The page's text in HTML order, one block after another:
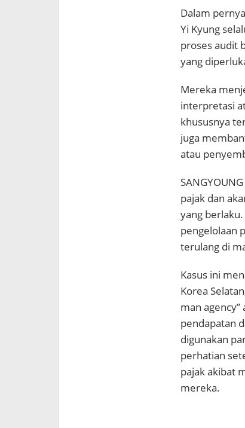
Dalam
Yi Kyung
proses audit
yang
Mereka
interpretasi
khususnya
juga
atau
pajak dan
yang
pengelolaan
terulang di
Kasus ini
Korea
man
pendapatan
digunakan
perhatian
pajak akibat
mereka.